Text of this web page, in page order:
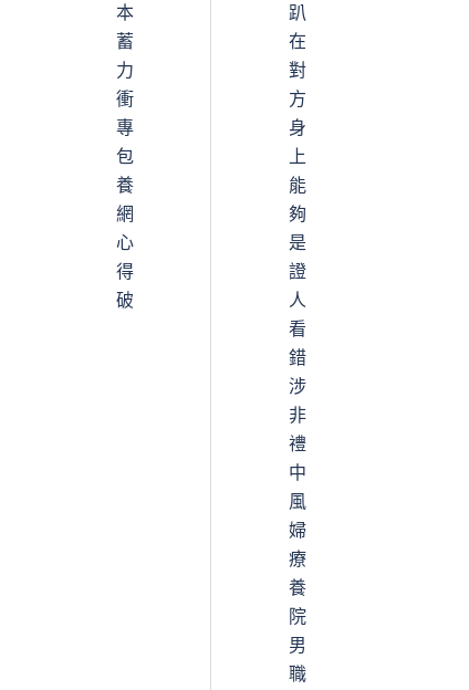
本
蓄
力
衝
專
包
養
網
心
得
破
趴
在
對
方
身
上
能
夠
是
證
人
看
錯
涉
非
禮
中
風
婦
療
養
院
男
職